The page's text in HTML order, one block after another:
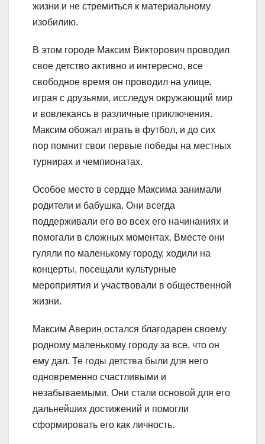
жизни и не стремиться к материальному
изобилию.
В этом городе Максим Викторович проводил
свое детство активно и интересно, все
свободное время он проводил на улице,
играя с друзьями, исследуя окружающий мир
и вовлекаясь в различные приключения.
Максим обожал играть в футбол, и до сих
пор помнит свои первые победы на местных
турнирах и чемпионатах.
Особое место в сердце Максима занимали
родители и бабушка. Они всегда
поддерживали его во всех его начинаниях и
помогали в сложных моментах. Вместе они
гуляли по маленькому городу, ходили на
концерты, посещали культурные
мероприятия и участвовали в общественной
жизни.
Максим Аверин остался благодарен своему
родному маленькому городу за все, что он
ему дал. Те годы детства были для него
одновременно счастливыми и
незабываемыми. Они стали основой для его
дальнейших достижений и помогли
сформировать его как личность.